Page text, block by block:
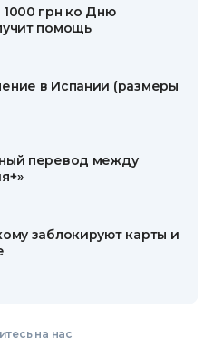
грн ко Дню
помощь
в Испании (размеры
перевод между
заблокируют карты и
на нас